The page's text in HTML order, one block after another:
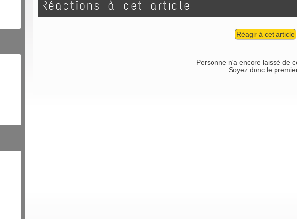
Réactions à cet article
Réagir à cet article
Personne n'a encore laissé de
Soyez donc le